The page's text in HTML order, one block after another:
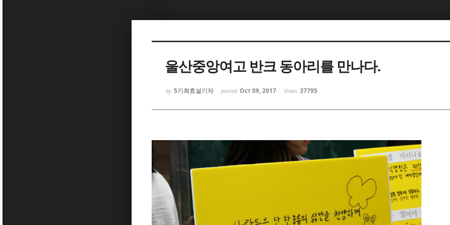
울산중앙여고 반크 동아리를 만나다.
by 5기최효설기자 posted Oct 09, 2017 Views 37795
Sketchbook5, 스케치북5
Sketchbook5, 스케치북5